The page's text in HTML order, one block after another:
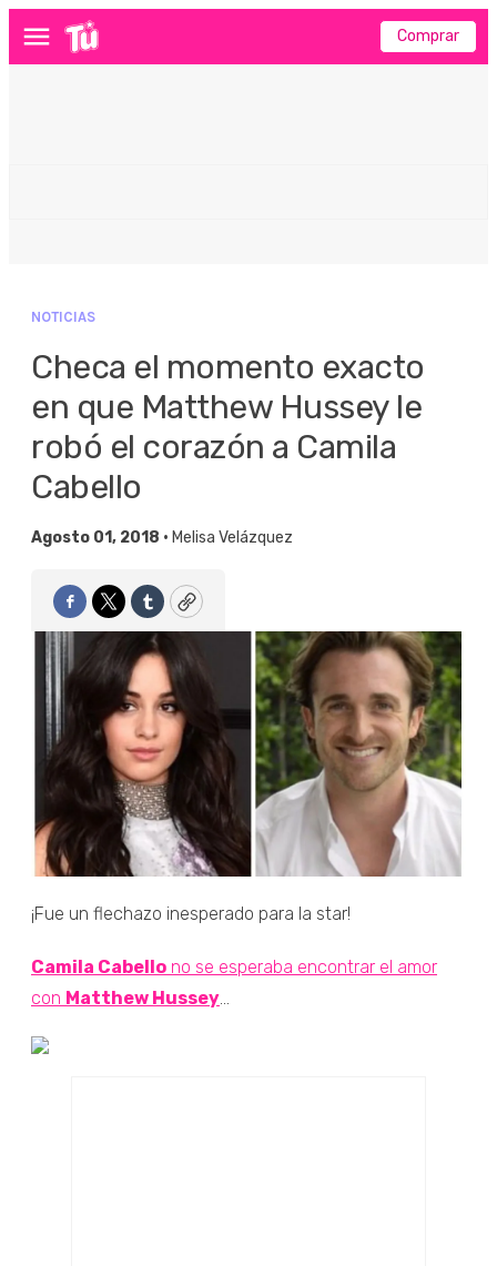
Menú Comprar
NOTICIAS
Checa el momento exacto
en que Matthew Hussey le
robó el corazón a Camila
Cabello
Agosto 01, 2018 • Melisa Velázquez
Facebook
TwitterTumblrCopy
¡Fue un flechazo inesperado para la star!
Camila Cabello no se esperaba encontrar el amor
con Matthew Hussey